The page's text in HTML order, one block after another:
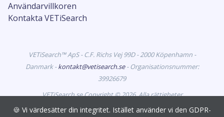
Användarvillkoren
Kontakta VETiSearch
VETiSearch™ ApS - C.F. Richs Vej 99D - 2000 Köpenhamn -
Danmark -kontakt@vetisearch.se- Organisationsnummer:
39926679
VETiSearch.se Copyright © 2026. Alla rättigheter
förbehållna. VETiSearch innehåller information om
🍪 Vi värdesätter din integritet. Istället använder vi den GDPR-